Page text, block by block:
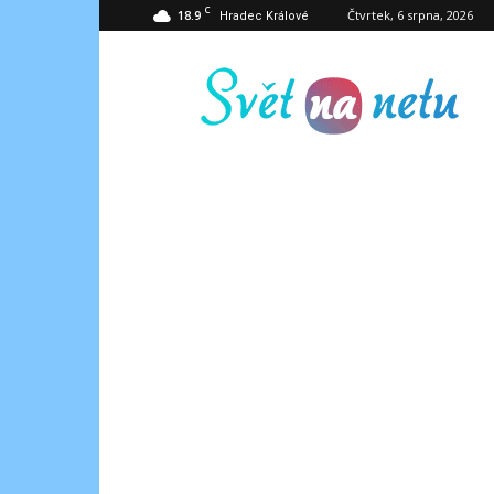
18.9 C Hradec Králové Čtvrtek, 6 srpna, 2026
Svět
na
netu